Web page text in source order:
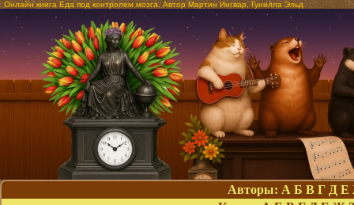
Онлайн книга Еда под контролем мозга. Автор Мартин Ингвар, Гунилла Эльд
Авторы: А Б В Г Д Е